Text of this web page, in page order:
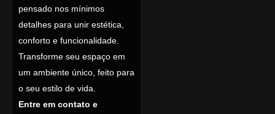
pensado nos mínimos
detalhes para unir estética,
conforto e funcionalidade.
Transforme seu espaço em
um ambiente único, feito para
o seu estilo de vida.
Entre em contato e